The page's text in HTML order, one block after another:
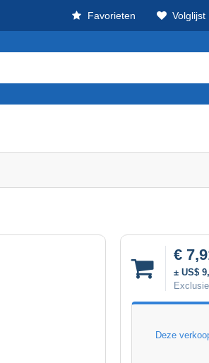
Favorieten Volglijst
€
± US$
Deze